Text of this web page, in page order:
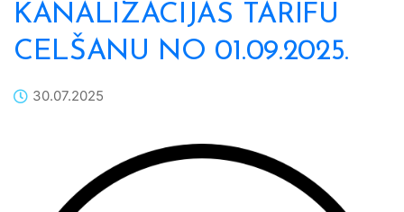
KANALIZĀCIJAS TARIFU
CELŠANU NO 01.09.2025.
30.07.2025